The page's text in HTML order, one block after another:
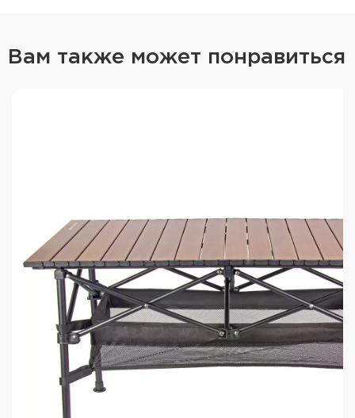
Преимущества:
Нагрузка: до 50 кг
Материал каркаса: алюминиевый сплав
Материал столешницы: МДФ
Цвет каркаса: чёрный
Цвет столешницы: дерево
Размер в разложенном состоянии (ДхШхВ):
90х60х38/70 см
Размер в сложенном состоянии (ДхШхТ):
60х45х7 см
Вам также может понравиться